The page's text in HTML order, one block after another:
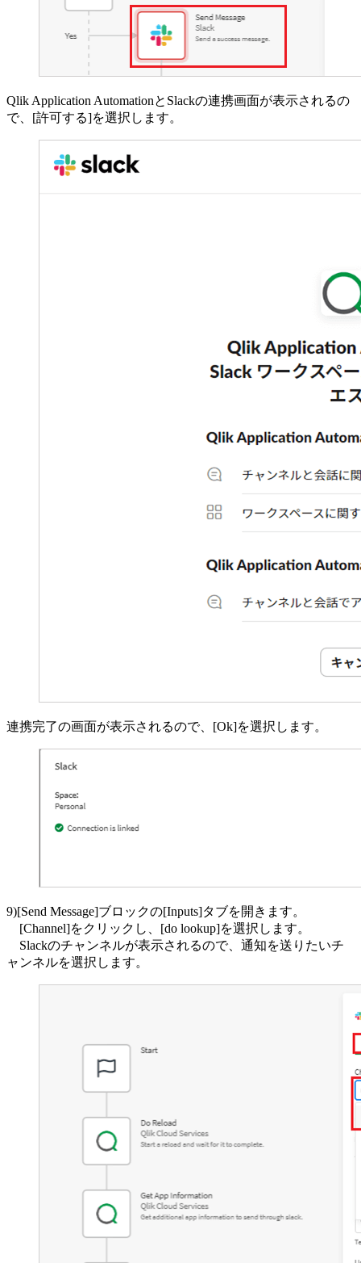
Qlik Application AutomationとSlackの連携画面が表示されるの
で、[許可する]を選択します。
連携完了の画面が表示されるので、[Ok]を選択します。
9)[Send Message]ブロックの[Inputs]タブを開きます。
[Channel]をクリックし、[do lookup]を選択します。
Slackのチャンネルが表示されるので、通知を送りたいチ
ャンネルを選択します。